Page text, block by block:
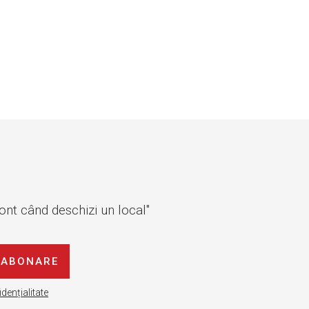
când deschizi un local"
ABONARE